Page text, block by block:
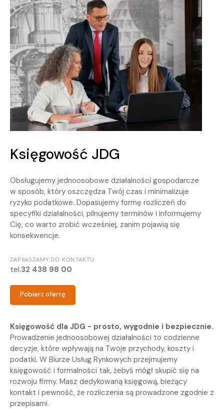
Księgowość JDG
Obsługujemy jednoosobowe działalności gospodarcze
w sposób, który oszczędza Twój czas i minimalizuje
ryzyko podatkowe. Dopasujemy formę rozliczeń do
specyfiki działalności, pilnujemy terminów i informujemy
Cię, co warto zrobić wcześniej, zanim pojawią się
konsekwencje.
ZAPRASZAMY DO KONTAKTU
tel.32 438 98 00
Pobierz ofertę
Księgowość dla JDG - prosto, wygodnie i bezpiecznie.
Prowadzenie jednoosobowej działalności to codzienne
decyzje, które wpływają na Twoje przychody, koszty i
podatki. W Biurze Usług Rynkowych przejmujemy
księgowość i formalności tak, żebyś mógł skupić się na
rozwoju firmy. Masz dedykowaną księgową, bieżący
kontakt i pewność, że rozliczenia są prowadzone zgodnie z
przepisami.